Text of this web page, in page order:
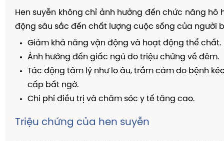
Hen suyễn không chỉ ảnh hưởng đến chức năng hô
động sâu sắc đến chất lượng cuộc sống của người
Giảm khả năng vận động và hoạt động thể chất.
Ảnh hưởng đến giấc ngủ do triệu chứng về đêm.
Tác động tâm lý như lo âu, trầm cảm do bệnh
cấp bất ngờ.
Chi phí điều trị và chăm sóc y tế tăng cao.
Triệu chứng của hen suyễn